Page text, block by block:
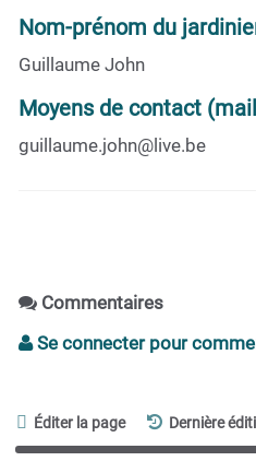
Nom-prénom du
Guillaume John
Moyens de contact
guillaume.john@live.be
Commentaires
Se connecter pour
Éditer la page Dernière